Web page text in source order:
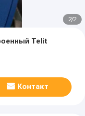
2/2
Telit
Контакт